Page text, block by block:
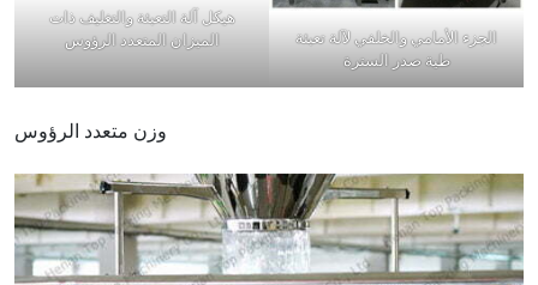
هيكل آلة التعبئة والتغليف ذات
الميزان المتعدد الرؤوس
الجزء الأمامي والخلفي لآلة تعبئة
طية صدر السترة
وزن متعدد الرؤوس